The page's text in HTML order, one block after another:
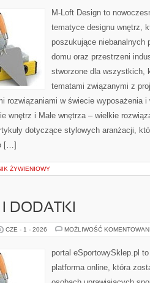
M-Loft Design to
tematyce designu wnętrz,
poszukujące niebanalnych
domu oraz przestrzeni
stworzone dla wszystkich,
tematami związanymi z
rozwiązaniami w świecie wyposażenia
wnętrz i Małe wnętrza – wielkie
dotyczące stylowych aranżacji,
[…]
ŻYWIENIOWY
DODATKI
CZE - 1 - 2026 MOŻLIWOŚĆ
portal eSportowySklep.pl
platforma online, która